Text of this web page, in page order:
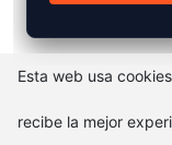
Esta web usa
recibe la mejor